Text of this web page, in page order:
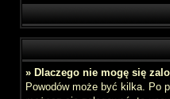
» Dlaczego nie mogę się
Powodów może być kilka. Po